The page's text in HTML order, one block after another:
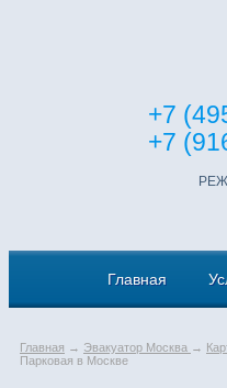
+7
+7
Главная
Главная → Эвакуатор Москва →
Парковая в Москве